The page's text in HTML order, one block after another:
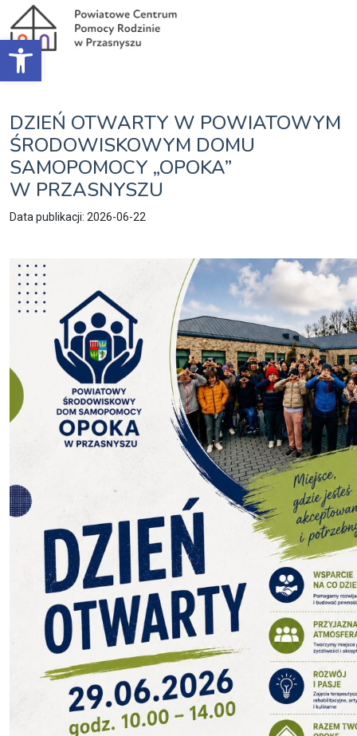
Open toolbar
DZIEŃ OTWARTY W POWIATOWYM
ŚRODOWISKOWYM DOMU
SAMOPOMOCY „OPOKA”
W PRZASNYSZU
Data publikacji: 2026-06-22